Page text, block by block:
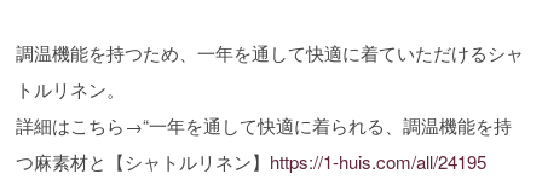
調温機能を持つため、一年を通して快適に着ていただけるシャ
トルリネン。
詳細はこちら→“一年を通して快適に着られる、調温機能を持
つ麻素材と【シャトルリネン】 https://1-huis.com/all/24195